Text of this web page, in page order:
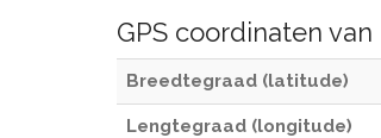
GPS coordinaten van
Breedtegraad (latitude)
Lengtegraad (longitude)